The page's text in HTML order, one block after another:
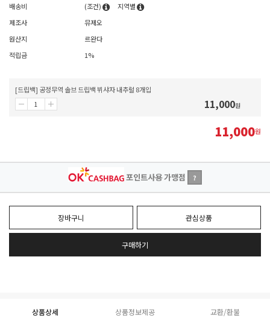
배송비
(조건)
지역별
제조사
뮤제오
원산지
르완다
적립금
1%
[드립백] 공정무역 솔브 드립백 뷔샤자 내추럴 8개입
11,000원
11,000원
포인트사용 가맹점 ?
장바구니 관심상품
구매하기
상품상세 상품정보제공 교환/환불